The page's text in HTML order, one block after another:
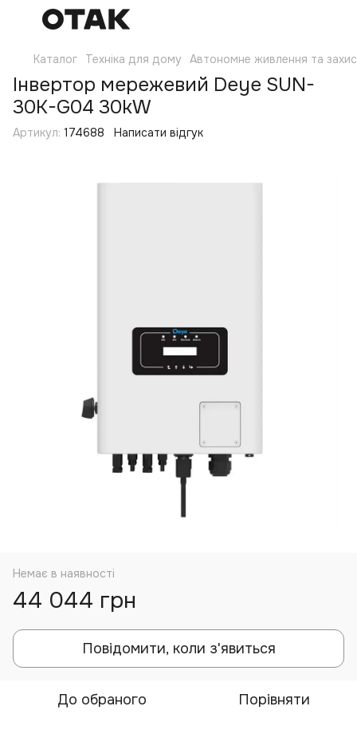
Каталог Техніка для дому Автономне живлення та
Інвертор мережевий Deye SUN-
30K-G04 30kW
Артикул: 174688 Написати відгук
Немає в наявності
44 044 грн
Повідомити, коли з'явиться
До обраного Порівняти